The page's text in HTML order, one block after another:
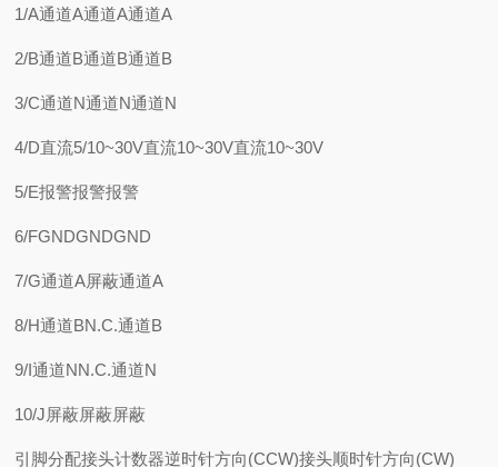
1/A通道A通道A通道A
2/B通道B通道B通道B
3/C通道N通道N通道N
4/D直流5/10~30V直流10~30V直流10~30V
5/E报警报警报警
6/FGNDGNDGND
7/G通道A屏蔽通道A
8/H通道BN.C.通道B
9/I通道NN.C.通道N
10/J屏蔽屏蔽屏蔽
引脚分配接头计数器逆时针方向(CCW)接头顺时针方向(CW)